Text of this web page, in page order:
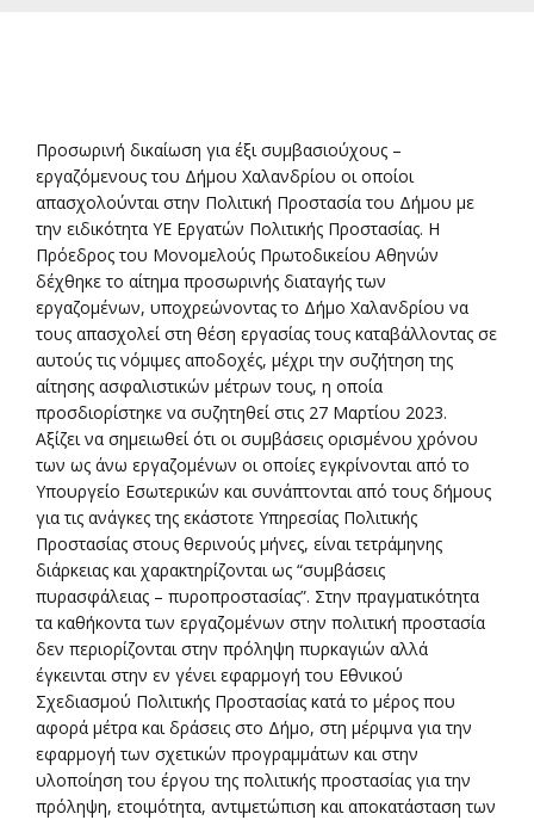
Προσωρινή δικαίωση για έξι συμβασιούχους –
εργαζόμενους του Δήμου Χαλανδρίου οι οποίοι
απασχολούνται στην Πολιτική Προστασία του Δήμου με
την ειδικότητα ΥΕ Εργατών Πολιτικής Προστασίας. Η
Πρόεδρος του Μονομελούς Πρωτοδικείου Αθηνών
δέχθηκε το αίτημα προσωρινής διαταγής των
εργαζομένων, υποχρεώνοντας το Δήμο Χαλανδρίου να
τους απασχολεί στη θέση εργασίας τους καταβάλλοντας σε
αυτούς τις νόμιμες αποδοχές, μέχρι την συζήτηση της
αίτησης ασφαλιστικών μέτρων τους, η οποία
προσδιορίστηκε να συζητηθεί στις 27 Μαρτίου 2023.
Αξίζει να σημειωθεί ότι οι συμβάσεις ορισμένου χρόνου
των ως άνω εργαζομένων οι οποίες εγκρίνονται από το
Υπουργείο Εσωτερικών και συνάπτονται από τους δήμους
για τις ανάγκες της εκάστοτε Υπηρεσίας Πολιτικής
Προστασίας στους θερινούς μήνες, είναι τετράμηνης
διάρκειας και χαρακτηρίζονται ως “συμβάσεις
πυρασφάλειας – πυροπροστασίας”. Στην πραγματικότητα
τα καθήκοντα των εργαζομένων στην πολιτική προστασία
δεν περιορίζονται στην πρόληψη πυρκαγιών αλλά
έγκεινται στην εν γένει εφαρμογή του Εθνικού
Σχεδιασμού Πολιτικής Προστασίας κατά το μέρος που
αφορά μέτρα και δράσεις στο Δήμο, στη μέριμνα για την
εφαρμογή των σχετικών προγραμμάτων και στην
υλοποίηση του έργου της πολιτικής προστασίας για την
πρόληψη, ετοιμότητα, αντιμετώπιση και αποκατάσταση των